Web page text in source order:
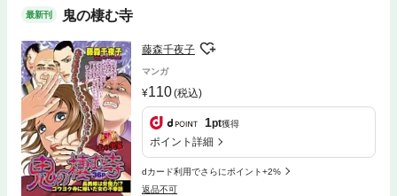
最新刊 鬼の棲む寺
藤森千夜子
マンガ
110(税込)
1pt獲得
ポイント詳細
dカード利用でさらにポイント+2%
返品不可